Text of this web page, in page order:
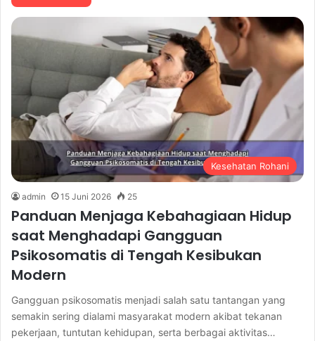
Kesehatan Rohani
admin 15 Juni 2026 25
Panduan Menjaga Kebahagiaan Hidup
saat Menghadapi Gangguan
Psikosomatis di Tengah Kesibukan
Modern
Gangguan psikosomatis menjadi salah satu tantangan yang
semakin sering dialami masyarakat modern akibat tekanan
pekerjaan, tuntutan kehidupan, serta berbagai aktivitas…